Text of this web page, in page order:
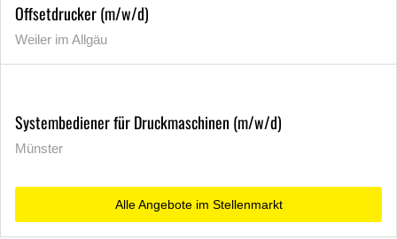
Offsetdrucker (m/w/d)
Weiler im Allgäu
Systembediener für Druckmaschinen (m/w/d)
Münster
Alle Angebote im Stellenmarkt